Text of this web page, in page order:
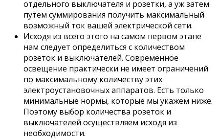
отдельного выключателя и розетки, а уж затем
путем суммирования получить максимальный
возможный ток вашей электрической сети.
Исходя из всего этого на самом первом этапе
нам следует определиться с количеством
розеток и выключателей. Современное
освещение практически не имеет ограничений
по максимальному количеству этих
электроустановочных аппаратов. Есть только
минимальные нормы, которые мы укажем ниже.
Поэтому выбор количества розеток и
выключателей осуществляем исходя из
необходимости.